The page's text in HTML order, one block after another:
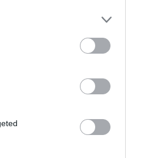
nem indokolna sem